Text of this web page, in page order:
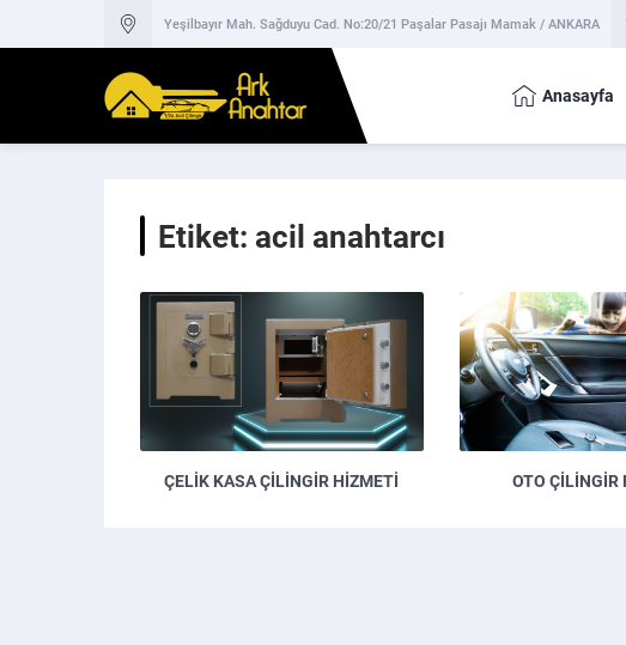
Yeşilbayır Mah. Sağduyu Cad. No:20/21 Paşalar Pasajı Mamak / ANKARA
Anasayfa
Etiket: acil anahtarcı
ÇELIK KASA ÇILINGIR HIZMETI OTO ÇILINGIR